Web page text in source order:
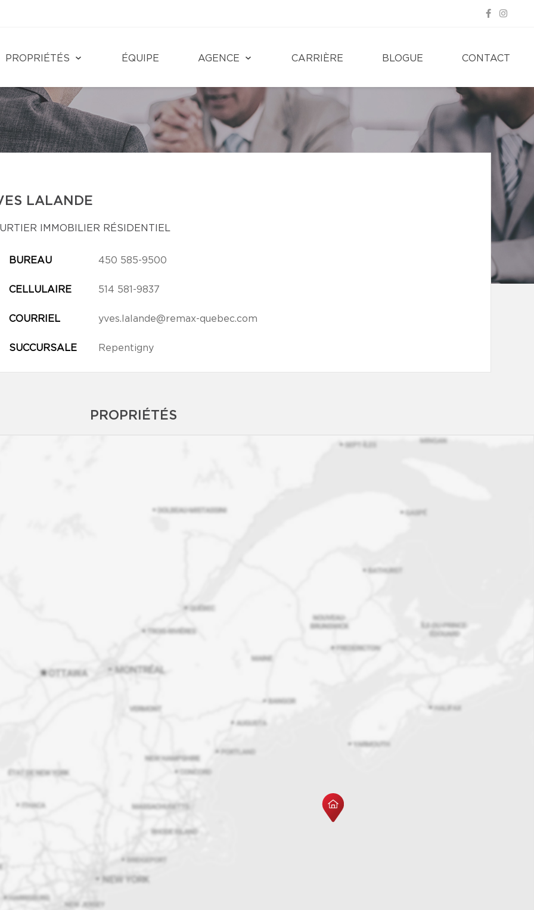
PROPRIÉTÉS ÉQUIPE AGENCE CARRIÈRE BLOGUE CONTACT
LALANDE
IMMOBILIER RÉSIDENTIEL
BUREAU 450 585-9500
CELLULAIRE 514 581-9837
COURRIEL yves.lalande@remax-quebec.com
SUCCURSALE Repentigny
PROPRIÉTÉS